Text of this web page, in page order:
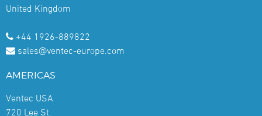
United Kingdom
+44 1926-889822
sales@ventec-europe.com
AMERICAS
Ventec USA
720 Lee St.